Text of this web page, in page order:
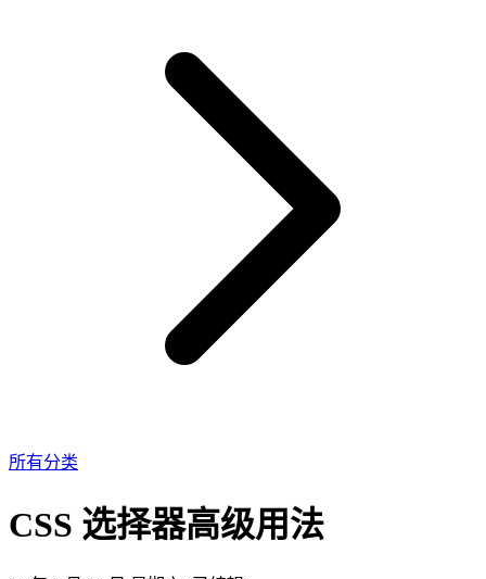
所有分类
CSS 选择器高级用法